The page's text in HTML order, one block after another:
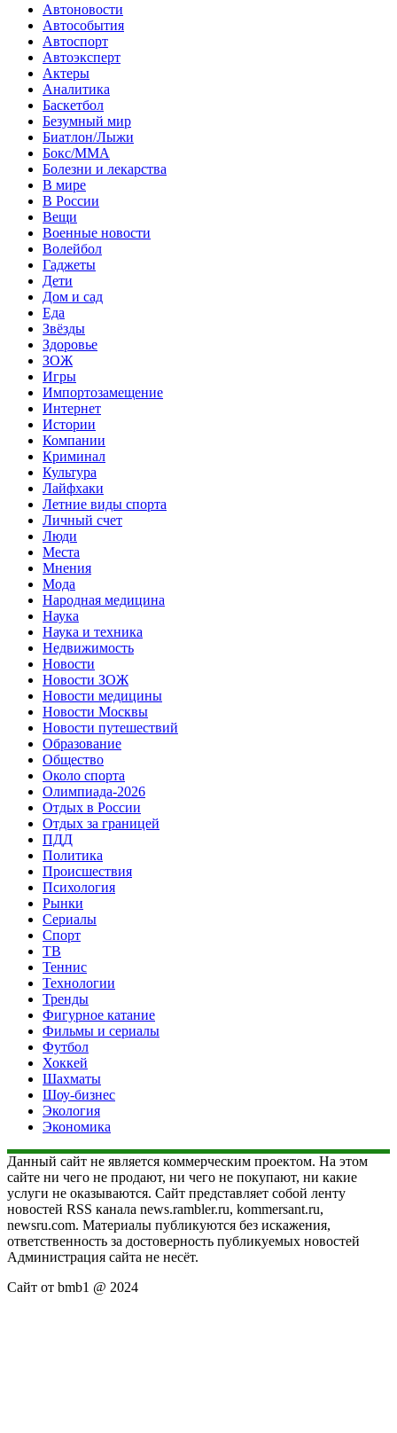
Автоновости
Автособытия
Автоспорт
Автоэксперт
Актеры
Аналитика
Баскетбол
Безумный мир
Биатлон/Лыжи
Бокс/MMA
Болезни и лекарства
В мире
В России
Вещи
Военные новости
Волейбол
Гаджеты
Дети
Дом и сад
Еда
Звёзды
Здоровье
ЗОЖ
Игры
Импортозамещение
Интернет
Истории
Компании
Криминал
Культура
Лайфхаки
Летние виды спорта
Личный счет
Люди
Места
Мнения
Мода
Народная медицина
Наука
Наука и техника
Недвижимость
Новости
Новости ЗОЖ
Новости медицины
Новости Москвы
Новости путешествий
Образование
Общество
Около спорта
Олимпиада-2026
Отдых в России
Отдых за границей
ПДД
Политика
Происшествия
Психология
Рынки
Сериалы
Спорт
ТВ
Теннис
Технологии
Тренды
Фигурное катание
Фильмы и сериалы
Футбол
Хоккей
Шахматы
Шоу-бизнес
Экология
Экономика
Данный сайт не является коммерческим проектом. На этом
сайте ни чего не продают, ни чего не покупают, ни какие
услуги не оказываются. Сайт представляет собой ленту
новостей RSS канала news.rambler.ru, kommersant.ru,
newsru.com. Материалы публикуются без искажения,
ответственность за достоверность публикуемых новостей
Администрация сайта не несёт.
Сайт от bmb1 @ 2024